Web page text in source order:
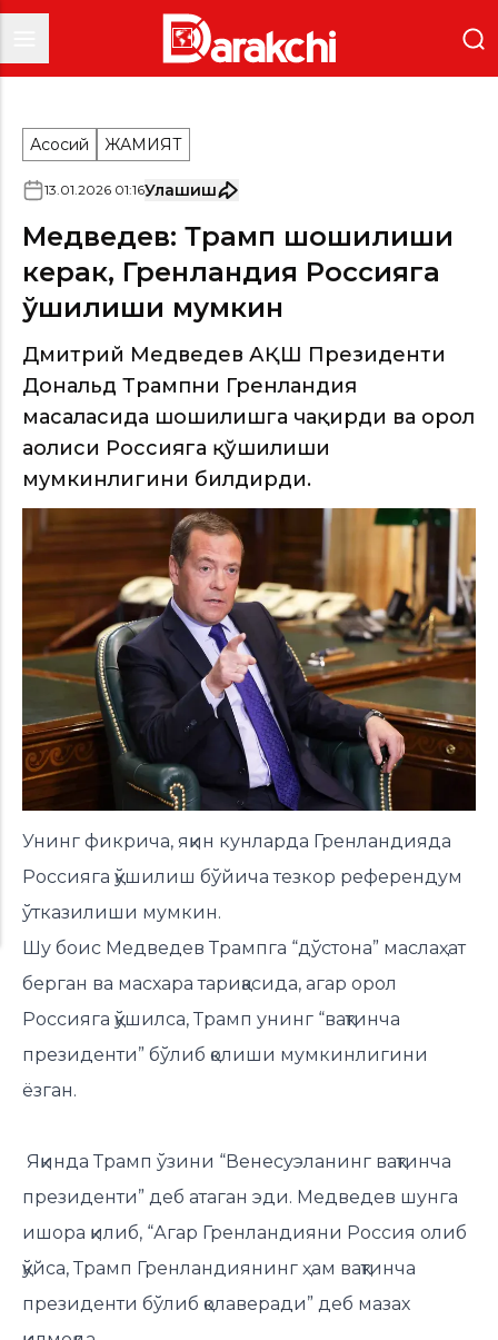
Асосий ЖАМИЯТ
13.01.2026 01:16Улашиш
Медведев: Трамп шошилиши
керак, Гренландия Россияга
қўшилиши мумкин
Дмитрий Медведев АҚШ Президенти
Дональд Трампни Гренландия
масаласида шошилишга чақирди ва орол
аҳолиси Россияга қўшилиши
мумкинлигини билдирди.
Унинг фикрича, яқин кунларда Гренландияда
Россияга қўшилиш бўйича тезкор референдум
ўтказилиши мумкин.
Шу боис Медведев Трампга “дўстона” маслаҳат
берган ва масхара тариқасида, агар орол
Россияга қўшилса, Трамп унинг “вақтинча
президенти” бўлиб қолиши мумкинлигини
ёзган.
Яқинда Трамп ўзини “Венесуэланинг вақтинча
президенти” деб атаган эди. Медведев шунга
ишора қилиб, “Агар Гренландияни Россия олиб
қўйса, Трамп Гренландиянинг ҳам вақтинча
президенти бўлиб қолаверади” деб мазах